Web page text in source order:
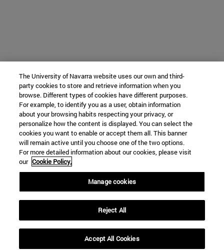
The University of Navarra website uses our own and third-
party cookies to store and retrieve information when you
browse. Different types of cookies have different purposes.
For example, to identify you as a user, obtain information
about your browsing habits respecting your privacy, or
personalize how the content is displayed. You can select the
cookies you want to enable or accept them all. This banner
will remain active until you choose one of the two options.
For more detailed information about our cookies, please visit
our Cookie Policy.
Manage cookies
Reject All
Accept All Cookies